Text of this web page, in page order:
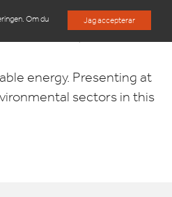
Jag accepterar
Om du
energy. Presenting at
sectors in this